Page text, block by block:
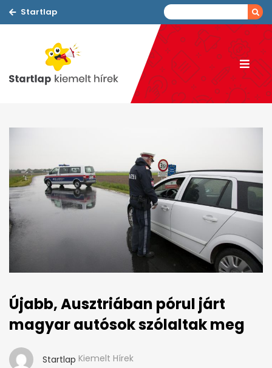
Startlap
Újabb, Ausztriában pórul járt
magyar autósok szólaltak meg
Startlap Kiemelt Hírek